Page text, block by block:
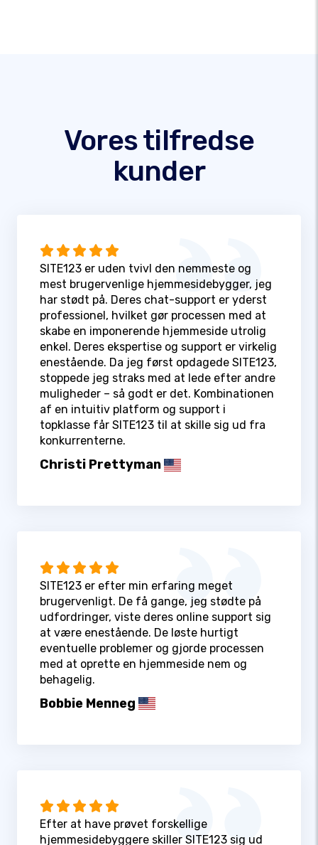
Vores tilfredse
kunder
SITE123 er uden tvivl den nemmeste og
mest brugervenlige hjemmesidebygger, jeg
har stødt på. Deres chat-support er yderst
professionel, hvilket gør processen med at
skabe en imponerende hjemmeside utrolig
enkel. Deres ekspertise og support er virkelig
enestående. Da jeg først opdagede SITE123,
stoppede jeg straks med at lede efter andre
muligheder – så godt er det. Kombinationen
af en intuitiv platform og support i
topklasse får SITE123 til at skille sig ud fra
konkurrenterne.
Christi Prettyman
SITE123 er efter min erfaring meget
brugervenligt. De få gange, jeg stødte på
udfordringer, viste deres online support sig
at være enestående. De løste hurtigt
eventuelle problemer og gjorde processen
med at oprette en hjemmeside nem og
behagelig.
Bobbie Menneg
Efter at have prøvet forskellige
hjemmesidebyggere skiller SITE123 sig ud